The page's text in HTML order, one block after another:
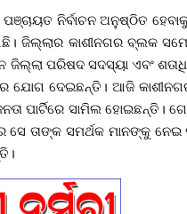
ନିର୍ବାଚନ ଅନୁଷ୍ଠିତ ହେବାକୁ
ଜିଲ୍ଲାର କାଶୀନଗର ବ୍ଲକ
ପରିଷଦ ସଦସ୍ୟା ଏବଂ
ଯୋଗ ଦେଇଛନ୍ତି। ଆଜି
ପାର୍ଟିରେ ସାମିଲ ହୋଇଛନ୍ତି।
ତାଙ୍କ ସମର୍ଥକ ମାନଙ୍କୁ